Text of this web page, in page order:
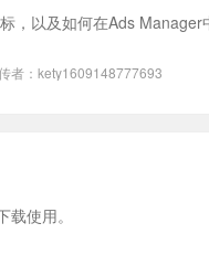
，以及如何在Ads
者： kety1609148777693
使用。